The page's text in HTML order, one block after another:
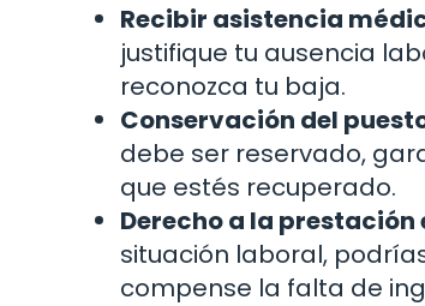
Recibir asistencia
justifique tu ausencia
reconozca tu baja.
Conservación del
debe ser reservado,
que estés recuperado.
Derecho a la
situación laboral,
compense la falta de